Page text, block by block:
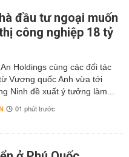
đầu tư ngoại muốn
công nghiệp 18 tỷ
Holdings cùng các đối tác
Vương quốc Anh vừa tới
Ninh đề xuất ý tưởng làm...
01 phút trước